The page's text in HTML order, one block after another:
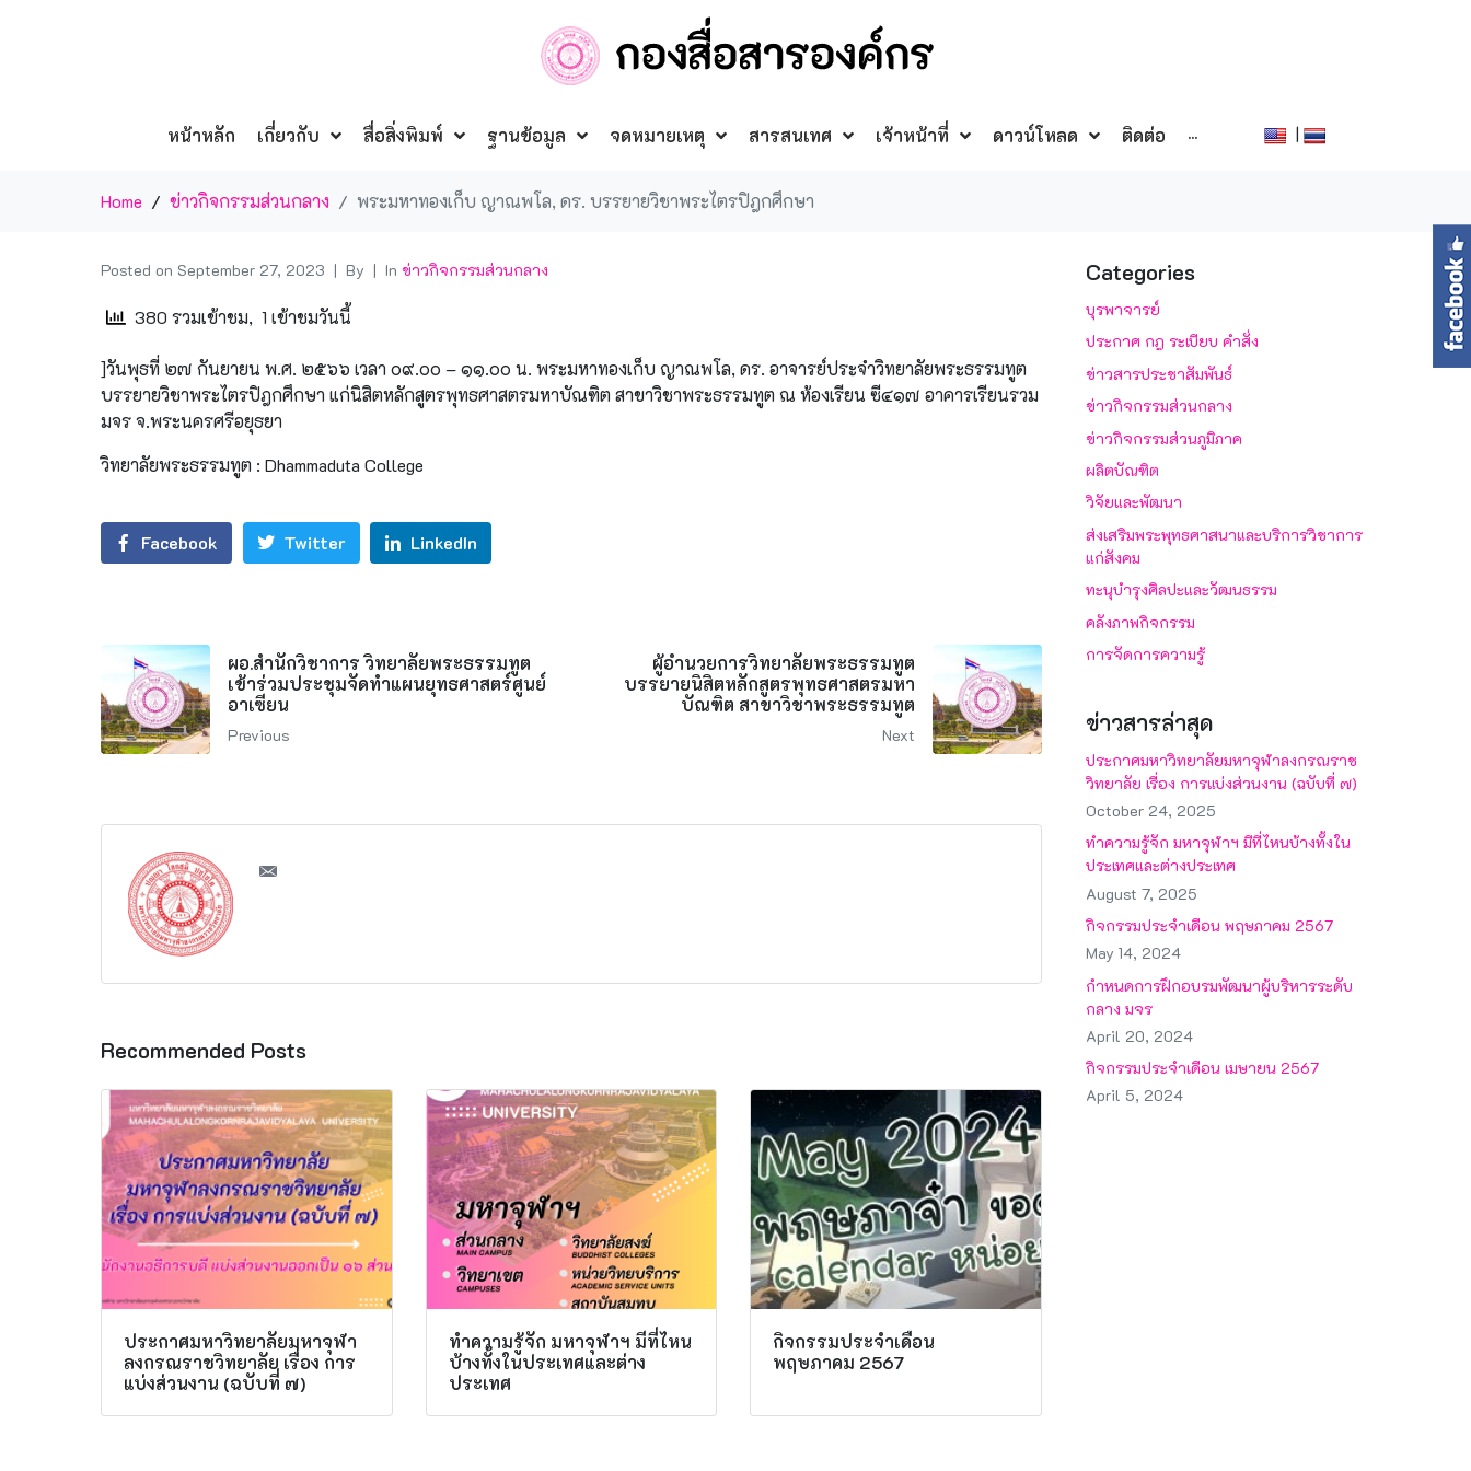
หน้าหลัก เกี่ยวกับ สื่อสิ่งพิมพ์ ฐานข้อมูล จดหมายเหตุ สารสนเทศ เจ้าหน้าที่ ดาวน์โหลด ติดต่อ ··· |
Home ข่าวกิจกรรมส่วนกลาง พระมหาทองเก็บ ญาณพโล, ดร. บรรยายวิชาพระไตรปิฎกศึกษา
Posted on September 27, 2023 By In ข่าวกิจกรรมส่วนกลาง
380 รวมเข้าชม, 1 เข้าชมวันนี้
]วันพุธที่ ๒๗ กันยายน พ.ศ. ๒๕๖๖ เวลา ๐๙.๐๐ – ๑๑.๐๐ น. พระมหาทองเก็บ ญาณพโล, ดร. อาจารย์ประจำวิทยาลัยพระธรรมทูต
บรรยายวิชาพระไตรปิฎกศึกษา แก่นิสิตหลักสูตรพุทธศาสตรมหาบัณฑิต สาขาวิชาพระธรรมทูต ณ ห้องเรียน ซี๔๑๗ อาคารเรียนรวม
มจร จ.พระนครศรีอยุธยา
วิทยาลัยพระธรรมทูต : Dhammaduta College
Facebook Twitter LinkedIn
ผอ.สำนักวิชาการ วิทยาลัยพระธรรมทูต
เข้าร่วมประชุมจัดทำแผนยุทธศาสตร์ศูนย์
อาเซียน
Previous
ผู้อำนวยการวิทยาลัยพระธรรมทูต
บรรยายนิสิตหลักสูตรพุทธศาสตรมหา
บัณฑิต สาขาวิชาพระธรรมทูต
Next
Recommended Posts
ประกาศมหาวิทยาลัยมหาจุฬา
ลงกรณราชวิทยาลัย เรื่อง การ
แบ่งส่วนงาน (ฉบับที่ ๗)
ทำความรู้จัก มหาจุฬาฯ มีที่ไหน
บ้างทั้งในประเทศและต่าง
ประเทศ
กิจกรรมประจำเดือน
พฤษภาคม 2567
Categories
บุรพาจารย์
ประกาศ กฎ ระเบียบ คำสั่ง
ข่าวสารประชาสัมพันธ์
ข่าวกิจกรรมส่วนกลาง
ข่าวกิจกรรมส่วนภูมิภาค
ผลิตบัณฑิต
วิจัยและพัฒนา
ส่งเสริมพระพุทธศาสนาและบริการวิชาการ
แก่สังคม
ทะนุบำรุงศิลปะและวัฒนธรรม
คลังภาพกิจกรรม
การจัดการความรู้
ข่าวสารล่าสุด
ประกาศมหาวิทยาลัยมหาจุฬาลงกรณราช
วิทยาลัย เรื่อง การแบ่งส่วนงาน (ฉบับที่ ๗)
October 24, 2025
ทำความรู้จัก มหาจุฬาฯ มีที่ไหนบ้างทั้งใน
ประเทศและต่างประเทศ
August 7, 2025
กิจกรรมประจำเดือน พฤษภาคม 2567
May 14, 2024
กำหนดการฝึกอบรมพัฒนาผู้บริหารระดับ
กลาง มจร
April 20, 2024
กิจกรรมประจำเดือน เมษายน 2567
April 5, 2024